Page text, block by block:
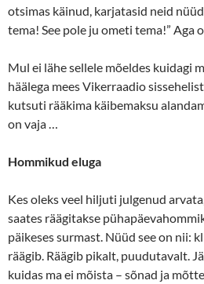
otsimas käinud, karjatasid neid
tema! See pole ju ometi tema!” Aga
Mul ei lähe sellele mõeldes kuidagi
häälega mees Vikerraadio
kutsuti rääkima käibemaksu
on vaja …
Hommikud eluga
Kes oleks veel hiljuti julgenud
saates räägitakse
päikeses surmast. Nüüd see on nii:
räägib. Räägib pikalt, puudutavalt.
kuidas ma ei mõista – sõnad ja